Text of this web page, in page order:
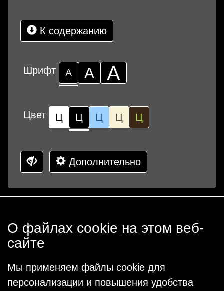
К содержанию
Шрифт А А А
Цвет Ц Ц Ц Ц Ц
Дополнительно
О файлах cookie на этом веб-
сайте
Мы применяем файлы cookie для
персонализации и повышения удобства